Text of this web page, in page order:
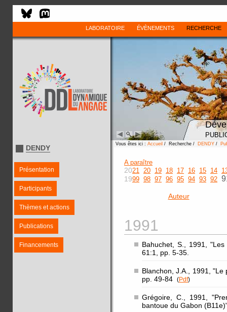
LABORATOIRE ÉVÈNEMENTS RECHERCHE
DENDY
Présentation
Participants
Thèmes et actions
Publications
Financements
Vous êtes ici : Accueil / Recherche / DENDY /
A paraître
2021 20 19 18 17 16 15 14
1999 98 97 96 95 94 93 92
Auteur
1991
Bahuchet, S., 1991,
61:1, pp. 5-35.
Blanchon, J.A., 1991,
pp. 49-84
(Pdf)
Grégoire, C., 1991,
bantoue du Gabon